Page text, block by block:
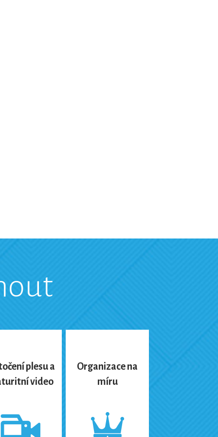
plesu a
video
Organizace na
míru